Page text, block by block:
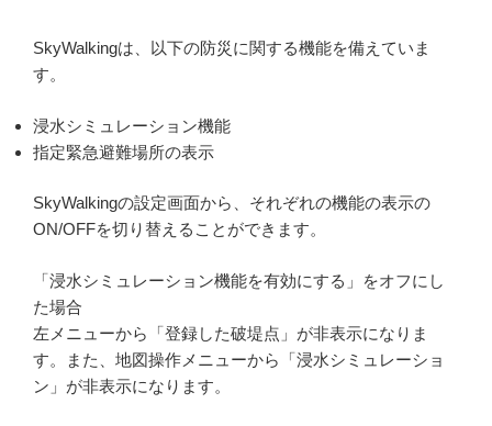
SkyWalkingは、以下の防災に関する機能を備えていま
す。
浸水シミュレーション機能
指定緊急避難場所の表示
SkyWalkingの設定画面から、それぞれの機能の表示の
ON/OFFを切り替えることができます。
「浸水シミュレーション機能を有効にする」をオフにし
た場合
左メニューから「登録した破堤点」が非表示になりま
す。また、地図操作メニューから「浸水シミュレーショ
ン」が非表示になります。